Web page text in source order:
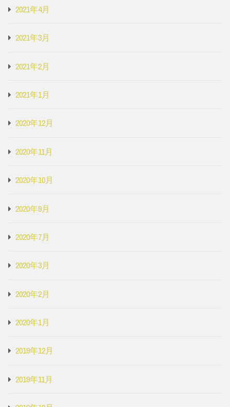
2021年4月
2021年3月
2021年2月
2021年1月
2020年12月
2020年11月
2020年10月
2020年9月
2020年7月
2020年3月
2020年2月
2020年1月
2019年12月
2019年11月